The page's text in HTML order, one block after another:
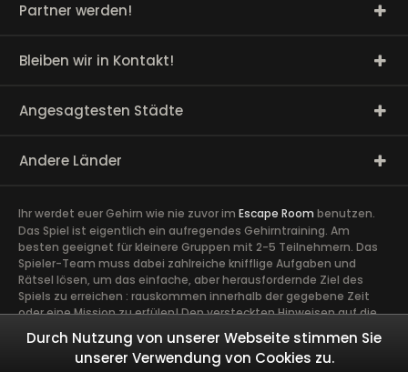
Partner werden!
Bleiben wir in Kontakt!
Angesagtesten Städte
Andere Länder
Ihr werdet euer Gehirn wie nie zuvor im Escape Room benutzen.
Das Spiel ist eigentlich ein aufregendes Gehirntraining. Am
besten geeignet für kleinere Gruppen mit 2-5 Teilnehmern. Das
Spieler-Team muss dabei zahlreiche knifflige Aufgaben und
Rätsel lösen, um das einfache, aber herausfordernde Ziel des
Spiels zu erreichen : rauskommen innerhalb der gegebene Zeit
oder eine Mission zu erfülen! Den versteckten Hinweisen auf die
Spur zu kommen, erfordert volle Konzentration sowie die Ideen
und Talente aller Spieler. Ein guter Zusammenhalt im Team ist
äußerst wichtig. Ein gemeinsames Abenteuer schafft Vertrauen
Durch Nutzung von unserer Webseite stimmen Sie
unserer Verwendung von Cookies zu.